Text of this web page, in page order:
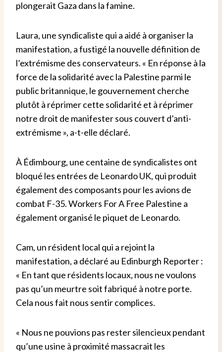
plongerait Gaza dans la famine.
Laura, une syndicaliste qui a aidé à organiser la
manifestation, a fustigé la nouvelle définition de
l’extrémisme des conservateurs. « En réponse à la
force de la solidarité avec la Palestine parmi le
public britannique, le gouvernement cherche
plutôt à réprimer cette solidarité et à réprimer
notre droit de manifester sous couvert d’anti-
extrémisme », a-t-elle déclaré.
À Édimbourg, une centaine de syndicalistes ont
bloqué les entrées de Leonardo UK, qui produit
également des composants pour les avions de
combat F-35. Workers For A Free Palestine a
également organisé le piquet de Leonardo.
Cam, un résident local qui a rejoint la
manifestation, a déclaré au Edinburgh Reporter :
« En tant que résidents locaux, nous ne voulons
pas qu’un meurtre soit fabriqué à notre porte.
Cela nous fait nous sentir complices.
« Nous ne pouvions pas rester silencieux pendant
qu’une usine à proximité massacrait les